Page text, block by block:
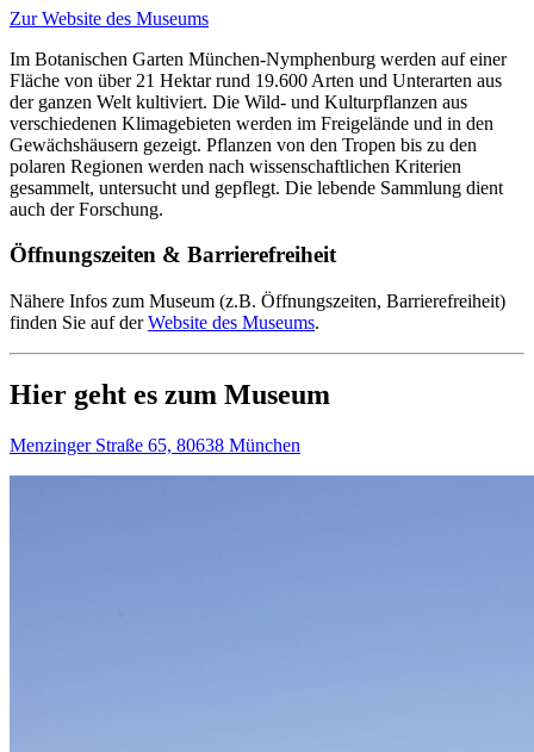
Zur Website des Museums
Im Botanischen Garten München-Nymphenburg werden auf einer
Fläche von über 21 Hektar rund 19.600 Arten und Unterarten aus
der ganzen Welt kultiviert. Die Wild- und Kulturpflanzen aus
verschiedenen Klimagebieten werden im Freigelände und in den
Gewächshäusern gezeigt. Pflanzen von den Tropen bis zu den
polaren Regionen werden nach wissenschaftlichen Kriterien
gesammelt, untersucht und gepflegt. Die lebende Sammlung dient
auch der Forschung.
Öffnungszeiten & Barrierefreiheit
Nähere Infos zum Museum (z.B. Öffnungszeiten, Barrierefreiheit)
finden Sie auf derWebsite des Museums.
Hier geht es zum Museum
Menzinger Straße 65, 80638 München